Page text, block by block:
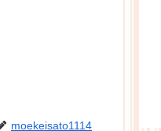
moekeisato1114